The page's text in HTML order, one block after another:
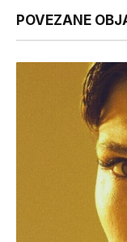
POVEZANE